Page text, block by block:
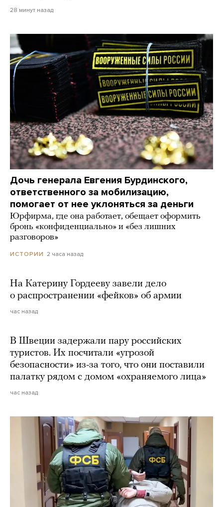
28 минут назад
Дочь генерала Евгения Бурдинского,
ответственного за мобилизацию,
помогает от нее уклоняться за деньги
Юрфирма, где она работает, обещает оформить
бронь «конфиденциально» и «без лишних
разговоров»
ИСТОРИИ 2 часа назад
На Катерину Гордееву завели дело
о распространении «фейков» об армии
час назад
В Швеции задержали пару российских
туристов. Их посчитали «угрозой
безопасности» из-за того, что они поставили
палатку рядом с домом «охраняемого лица»
час назад